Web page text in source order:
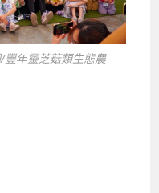
豐年靈芝菇類生態農